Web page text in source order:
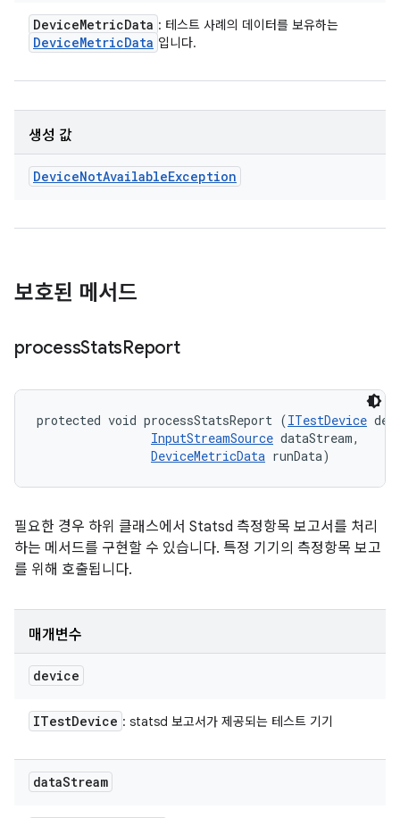
DeviceMetricData : 테스트 사례의 데이터를 보유하는
DeviceMetricData 입니다.
생성 값
DeviceNotAvailableException
보호된 메서드
processStatsReport
protected void processStatsReport (ITestDevice
InputStreamSource dataStream,
DeviceMetricData runData)
필요한 경우 하위 클래스에서 Statsd 측정항목 보고서를 처리
하는 메서드를 구현할 수 있습니다. 특정 기기의 측정항목 보고
를 위해 호출됩니다.
매개변수
device
ITestDevice : statsd 보고서가 제공되는 테스트 기기
dataStream